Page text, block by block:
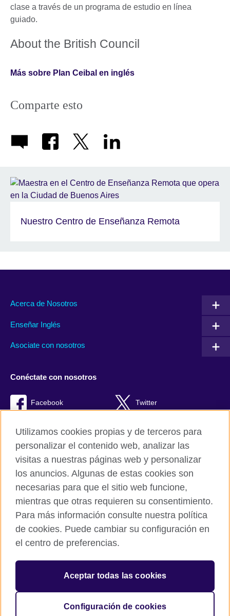
clase a través de un programa de estudio en línea
guiado.
About the British Council
Más sobre Plan Ceibal en inglés
Comparte esto
Nuestro Centro de Enseñanza Remota
Acerca de Nosotros
Enseñar Inglés
Asociate con nosotros
Conéctate con nosotros
Facebook Twitter
British Council Global
Políticas de privacidad y condiciones de uso
Cookies
© 2026 British Council
The United Kingdom’s international organisation for cultural
Utilizamos cookies propias y de terceros para
personalizar el contenido web, analizar las
visitas a nuestras páginas web y personalizar
los anuncios. Algunas de estas cookies son
necesarias para que el sitio web funcione,
mientras que otras requieren su consentimiento.
Para más información consulte nuestra política
de cookies. Puede cambiar su configuración en
el centro de preferencias.
Aceptar todas las cookies
Configuración de cookies